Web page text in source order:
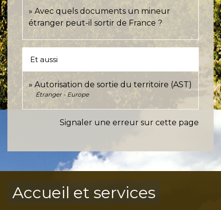
Avec quels documents un mineur
étranger peut-il sortir de France ?
Et aussi
Autorisation de sortie du territoire (AST)
Étranger - Europe
Signaler une erreur sur cette page
Accueil et services